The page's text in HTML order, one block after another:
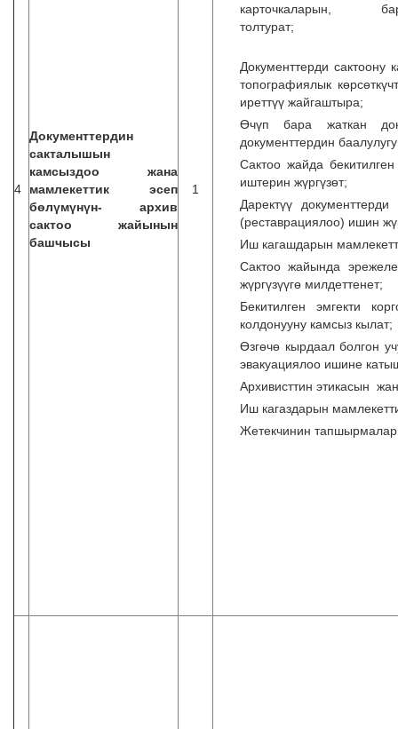
4
Документтердин
сакталышын
камсыздоо жана
мамлекеттик эсеп
бөлүмүнүн- архив
сактоо жайынын
башчысы
1
Документтерди
топографиялык
иреттүү жайгаштыра;
Өчүп бара жаткан
документтердин
Сактоо жайда
иштерин жүргүзөт;
Даректүү
(реставрациялоо) ишин
Иш кагашдарын
Сактоо жайында
жүргүзүүгө милдеттенет;
Бекитилген эмгекти
колдонууну камсыз кылат;
Өзгөчө кырдаал болгон
эвакуациялоо ишине
Архивисттин этикасын
Иш кагаздарын
Жетекчинин